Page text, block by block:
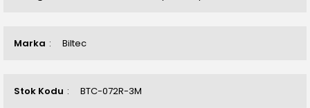
Marka Biltec
Stok Kodu BTC-072R-3M